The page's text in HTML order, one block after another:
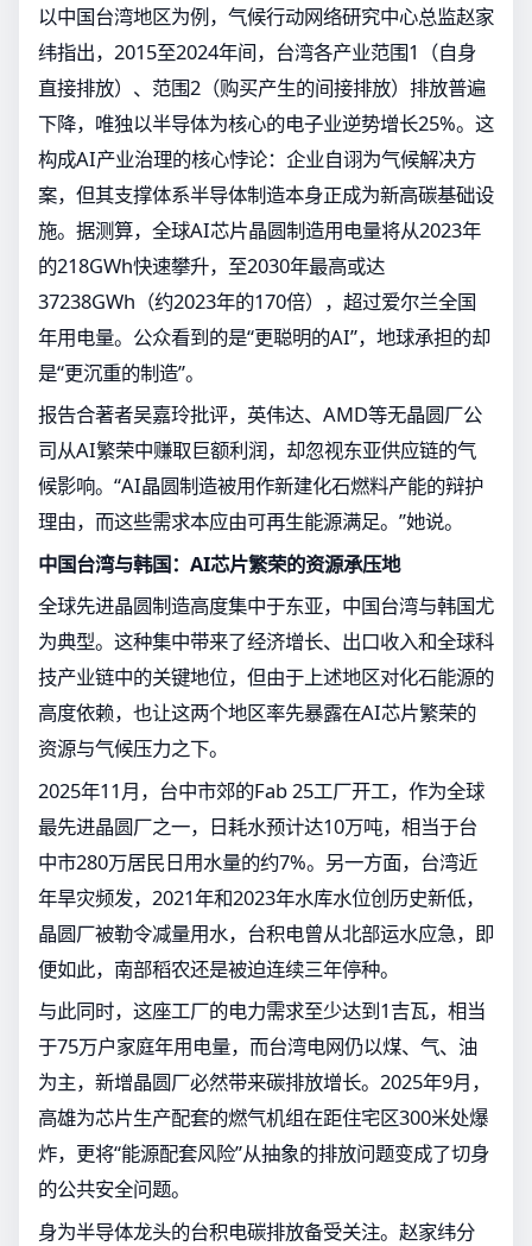
以中国台湾地区为例，气候行动网络研究中心总监赵家
纬指出，2015至2024年间，台湾各产业范围1（自身
直接排放）、范围2（购买产生的间接排放）排放普遍
下降，唯独以半导体为核心的电子业逆势增长25%。这
构成AI产业治理的核心悖论：企业自诩为气候解决方
案，但其支撑体系半导体制造本身正成为新高碳基础设
施。据测算，全球AI芯片晶圆制造用电量将从2023年
的218GWh快速攀升，至2030年最高或达
37238GWh（约2023年的170倍），超过爱尔兰全国
年用电量。公众看到的是“更聪明的AI”，地球承担的却
是“更沉重的制造”。
报告合著者吴嘉玲批评，英伟达、AMD等无晶圆厂公
司从AI繁荣中赚取巨额利润，却忽视东亚供应链的气
候影响。“AI晶圆制造被用作新建化石燃料产能的辩护
理由，而这些需求本应由可再生能源满足。”她说。
中国台湾与韩国：AI芯片繁荣的资源承压地
全球先进晶圆制造高度集中于东亚，中国台湾与韩国尤
为典型。这种集中带来了经济增长、出口收入和全球科
技产业链中的关键地位，但由于上述地区对化石能源的
高度依赖，也让这两个地区率先暴露在AI芯片繁荣的
资源与气候压力之下。
2025年11月，台中市郊的Fab 25工厂开工，作为全球
最先进晶圆厂之一，日耗水预计达10万吨，相当于台
中市280万居民日用水量的约7%。另一方面，台湾近
年旱灾频发，2021年和2023年水库水位创历史新低，
晶圆厂被勒令减量用水，台积电曾从北部运水应急，即
便如此，南部稻农还是被迫连续三年停种。
与此同时，这座工厂的电力需求至少达到1吉瓦，相当
于75万户家庭年用电量，而台湾电网仍以煤、气、油
为主，新增晶圆厂必然带来碳排放增长。2025年9月，
高雄为芯片生产配套的燃气机组在距住宅区300米处爆
炸，更将“能源配套风险”从抽象的排放问题变成了切身
的公共安全问题。
身为半导体龙头的台积电碳排放备受关注。赵家纬分